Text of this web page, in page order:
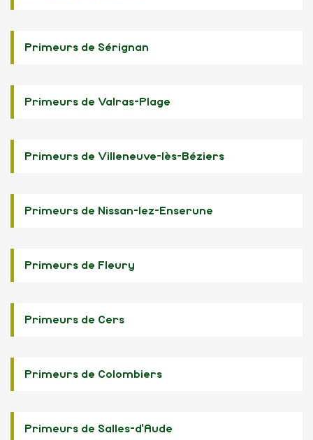
Primeurs de Sérignan
Primeurs de Valras-Plage
Primeurs de Villeneuve-lès-Béziers
Primeurs de Nissan-lez-Enserune
Primeurs de Fleury
Primeurs de Cers
Primeurs de Colombiers
Primeurs de Salles-d'Aude